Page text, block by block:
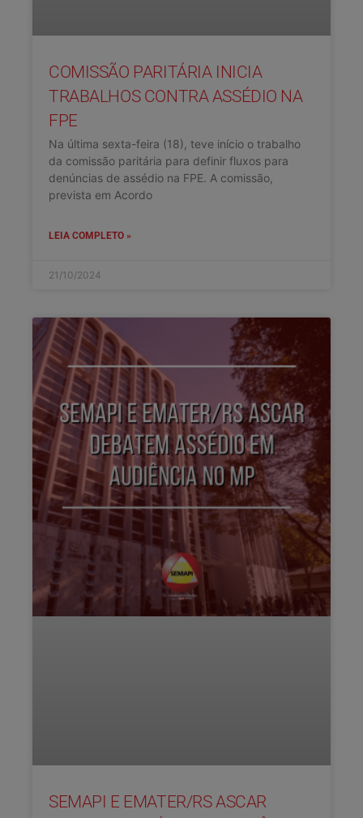
COMISSÃO PARITÁRIA INICIA
TRABALHOS CONTRA ASSÉDIO NA
FPE
Na última sexta-feira (18), teve início o trabalho
da comissão paritária para definir fluxos para
denúncias de assédio na FPE. A comissão,
prevista em Acordo
LEIA COMPLETO »
21/10/2024
SEMAPI E EMATER/RS ASCAR